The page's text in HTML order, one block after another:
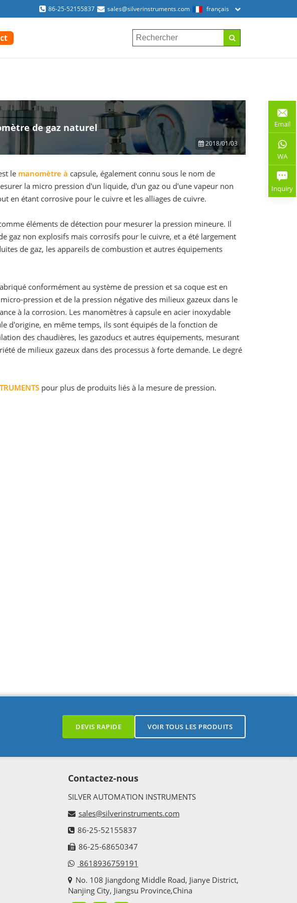
86-25-52155837 sales@silverinstruments.com français
de gaz naturel
2018/01/03
le manomètre à capsule, également connu sous le nom de
la micro pression d'un liquide, d'un gaz ou d'une vapeur non
en étant corrosive pour le cuivre et les alliages de cuivre.
éléments de détection pour mesurer la pression mineure. Il
gaz non explosifs mais corrosifs pour le cuivre, et a été largement
de gaz, les appareils de combustion et autres équipements
conformément au système de pression et sa coque est en
pression et de la pression négative des milieux gazeux dans le
à la corrosion. Les manomètres à capsule en acier inoxydable
d'origine, en même temps, ils sont équipés de la fonction de
des chaudières, les gazoducs et autres équipements, mesurant
de milieux gazeux dans des processus à forte demande. Le degré
pour plus de produits liés à la mesure de pression.
DEVIS RAPIDE VOIR TOUS LES PRODUITS
Contactez-nous
SILVER AUTOMATION INSTRUMENTS
sales@silverinstruments.com
86-25-52155837
86-25-68650347
8618936759191
No. 108 Jiangdong Middle Road, Jianye District,
Nanjing City, Jiangsu Province,China
Email
WA
Inquiry